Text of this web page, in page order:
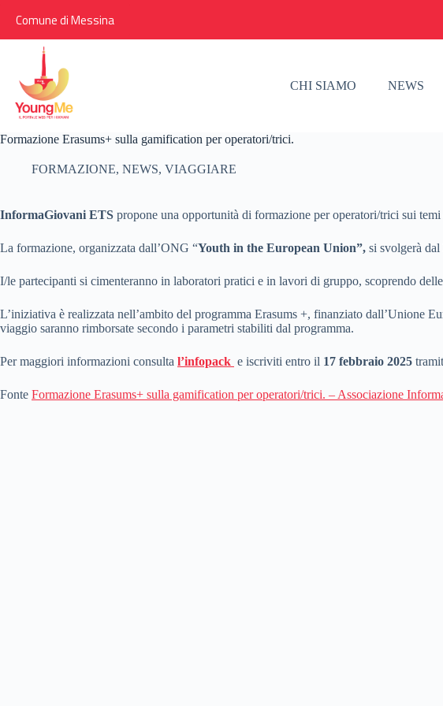
Comune di Messina
CHI SIAMO NEWS
Formazione Erasums+ sulla gamification per operatori/trici.
FORMAZIONE, NEWS, VIAGGIARE
InformaGiovani ETS propone una opportunità di formazione per operatori/trici sui
La formazione, organizzata dall’ONG “Youth in the European Union”, si svolgerà
I/le partecipanti si cimenteranno in laboratori pratici e in lavori di gruppo, scoprendo
L’iniziativa è realizzata nell’ambito del programma Erasums +, finanziato dall’Unione
viaggio saranno rimborsate secondo i parametri stabiliti dal programma.
Per maggiori informazioni consulta l’infopack e iscriviti entro il 17 febbraio 2025
Fonte Formazione Erasums+ sulla gamification per operatori/trici. – Associazione